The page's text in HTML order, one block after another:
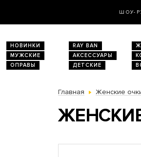
ШОУ-
НОВИНКИ RAY BAN
МУЖСКИЕ
АКСЕССУАРЫ
ОПРАВЫ
ДЕТСКИЕ
Главная Женские
ЖЕНСКИЕ